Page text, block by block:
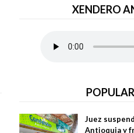
XENDERO
Juez
Antioquia y